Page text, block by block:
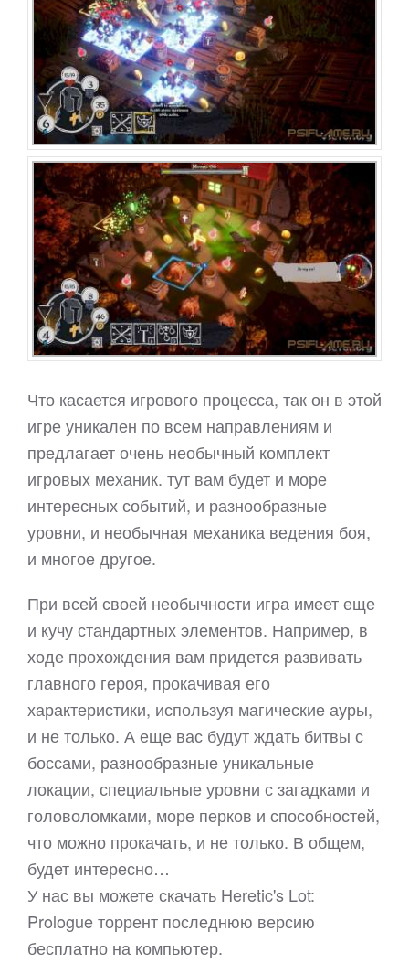
Что касается игрового процесса, так он в этой
игре уникален по всем направлениям и
предлагает очень необычный комплект
игровых механик. тут вам будет и море
интересных событий, и разнообразные
уровни, и необычная механика ведения боя,
и многое другое.
При всей своей необычности игра имеет еще
и кучу стандартных элементов. Например, в
ходе прохождения вам придется развивать
главного героя, прокачивая его
характеристики, используя магические ауры,
и не только. А еще вас будут ждать битвы с
боссами, разнообразные уникальные
локации, специальные уровни с загадками и
головоломками, море перков и способностей,
что можно прокачать, и не только. В общем,
будет интересно…
У нас вы можете скачать Heretic's Lot:
Prologue торрент последнюю версию
бесплатно на компьютер.